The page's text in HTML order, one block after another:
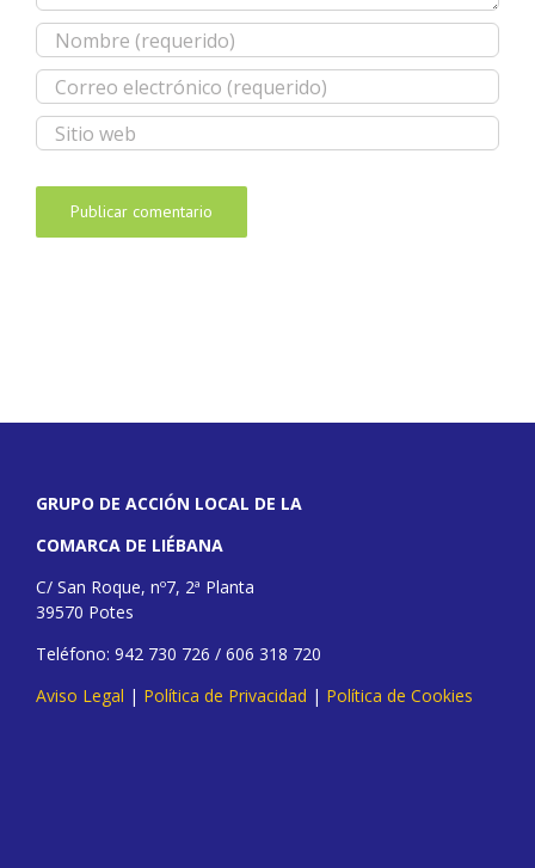
GRUPO DE ACCIÓN LOCAL DE LA
COMARCA DE LIÉBANA
C/ San Roque, nº7, 2ª Planta
39570 Potes
Teléfono: 942 730 726 / 606 318 720
Aviso Legal | Política de Privacidad | Política de Cookies